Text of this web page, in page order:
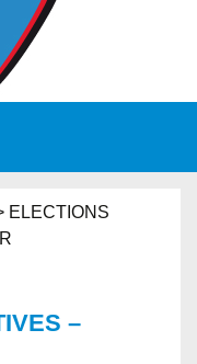
ELECTIONS
–